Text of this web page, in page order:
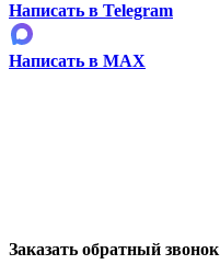
Написать в Telegram
Написать в MAX
Заказать обратный звонок